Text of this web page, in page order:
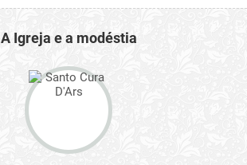
A Igreja e a modéstia